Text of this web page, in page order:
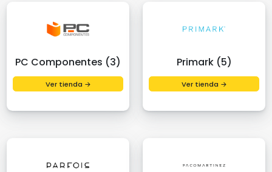
PC Componentes (3)
Ver tienda →
Primark (5)
Ver tienda →